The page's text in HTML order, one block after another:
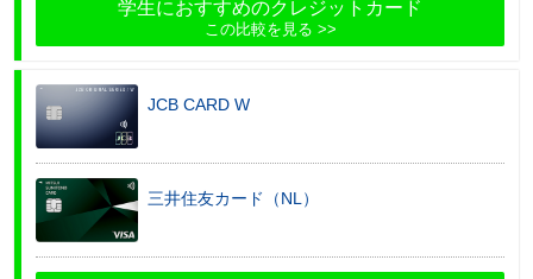
学生におすすめのクレジットカード
この比較を見る
JCB CARD W
三井住友カード（NL）